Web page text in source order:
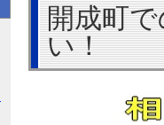
開成町
い！